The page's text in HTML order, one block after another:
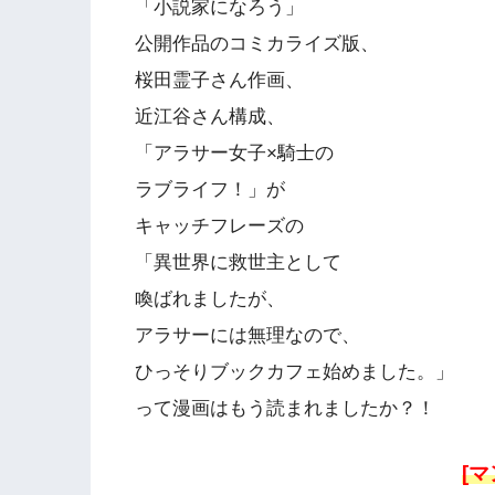
「小説家になろう」
公開作品のコミカライズ版、
桜田霊子さん作画、
近江谷さん構成、
「アラサー女子×騎士の
ラブライフ！」が
キャッチフレーズの
「異世界に救世主として
喚ばれましたが、
アラサーには無理なので、
ひっそりブックカフェ始めました。」
って漫画はもう読まれましたか？！
[マ